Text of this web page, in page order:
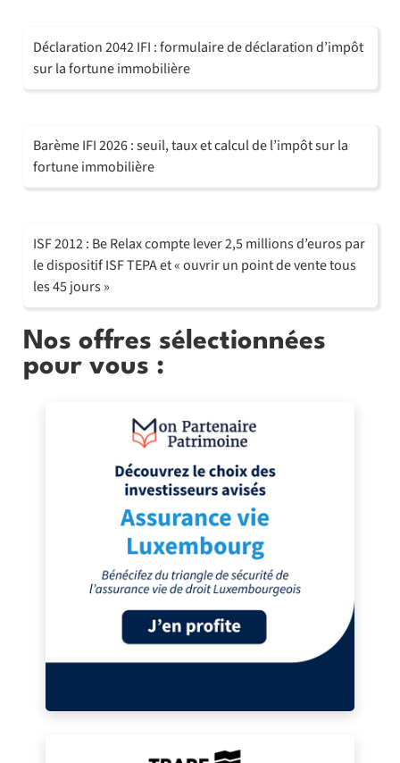
Déclaration 2042 IFI : formulaire de déclaration d’impôt
sur la fortune immobilière
Barème IFI 2026 : seuil, taux et calcul de l’impôt sur la
fortune immobilière
ISF 2012 : Be Relax compte lever 2,5 millions d’euros par
le dispositif ISF TEPA et « ouvrir un point de vente tous
les 45 jours »
Nos offres sélectionnées
pour vous :